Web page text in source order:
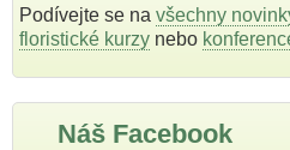
Podívejte se na všechny
floristické kurzy nebo
Náš Facebook